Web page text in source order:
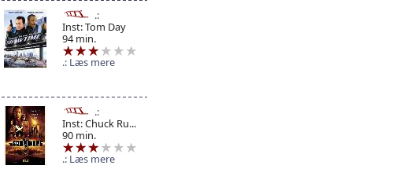
Inst: Tom Day
94 min.
Læs mere
Inst: Chuck Ru...
90 min.
Læs mere